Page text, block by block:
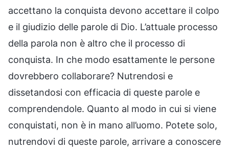
accettano la conquista devono accettare il colpo
e il giudizio delle parole di Dio. L’attuale processo
della parola non è altro che il processo di
conquista. In che modo esattamente le persone
dovrebbero collaborare? Nutrendosi e
dissetandosi con efficacia di queste parole e
comprendendole. Quanto al modo in cui si viene
conquistati, non è in mano all’uomo. Potete solo,
nutrendovi di queste parole, arrivare a conoscere